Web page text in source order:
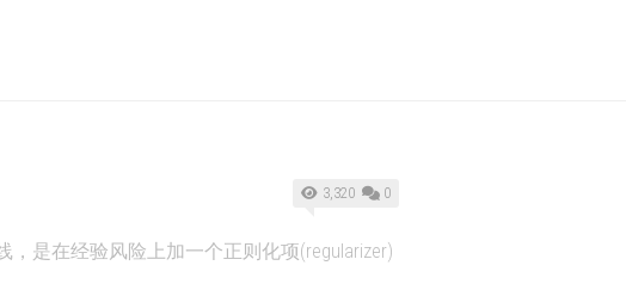
3,320 0
是在经验风险上加一个正则化项(regularizer)